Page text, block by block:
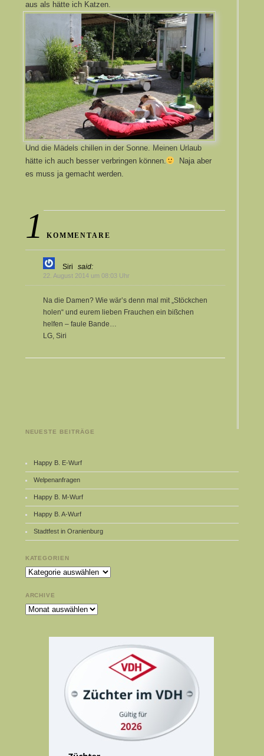
aus als hätte ich Katzen.
Und die Mädels chillen in der Sonne. Meinen Urlaub
hätte ich auch besser verbringen können.
Naja aber
es muss ja gemacht werden.
1 KOMMENTARE
Siri said:
22. August 2014 um 08:03 Uhr
Na die Damen? Wie wär’s denn mal mit „Stöckchen
holen“ und eurem lieben Frauchen ein bißchen
helfen – faule Bande…
LG, Siri
NEUESTE BEITRÄGE
Happy B. E-Wurf
Welpenanfragen
Happy B. M-Wurf
Happy B. A-Wurf
Stadtfest in Oranienburg
KATEGORIEN
Kategorien
ARCHIVE
Archive